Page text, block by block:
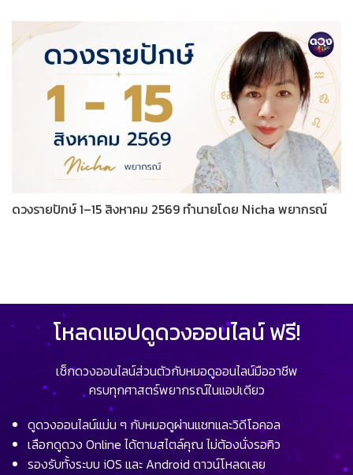
ดวงรายปักษ์ 1–15 สิงหาคม 2569 ทำนายโดย Nicha พยากรณ์
โหลดแอปดูดวงออนไลน์ ฟรี!
เช็กดวงออนไลน์ส่วนตัวกับหมอดูออนไลน์มืออาชีพ
ครบทุกศาสตร์พยากรณ์ในแอปเดียว
ดูดวงออนไลน์แม่น ๆ กับหมอดูผ่านแชทและวิดีโอคอล
เลือกดูดวง Online ได้ตามสไตล์คุณ ไม่ต้องนั่งรอคิว
รองรับทั้งระบบ iOS และ Android ดาวน์โหลดเลย